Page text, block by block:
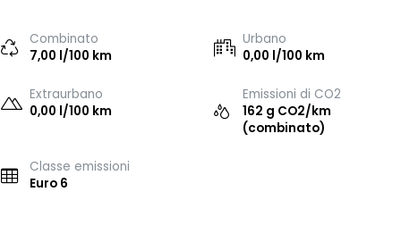
Combinato
7,00 l/100 km
Urbano
0,00 l/100 km
Extraurbano
0,00 l/100 km
Emissioni di CO2
162 g CO2/km
(combinato)
Classe emissioni
Euro 6